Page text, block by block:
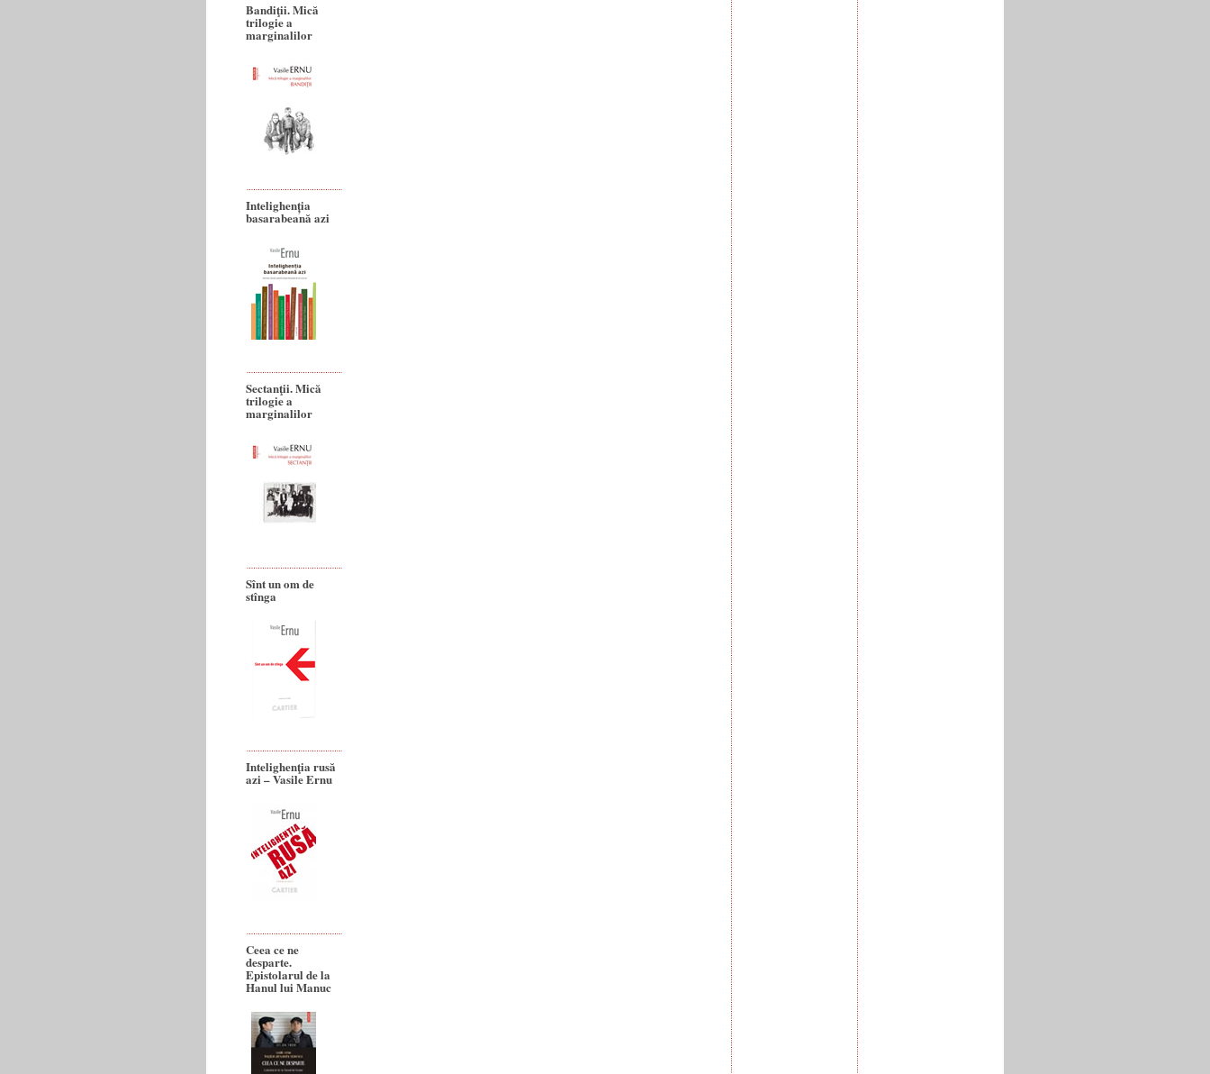
Bandiţii. Mică
trilogie a
marginalilor
Intelighenția
basarabeană azi
Sectanţii. Mică
trilogie a
marginalilor
Sînt un om de
stînga
Intelighenţia rusă
azi – Vasile Ernu
Ceea ce ne
desparte.
Epistolarul de la
Hanul lui Manuc